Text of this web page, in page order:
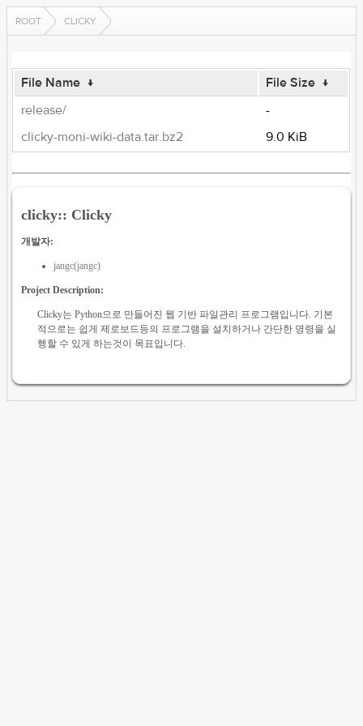
ROOT CLICKY
File Name ↓ File Size ↓
release/
-
clicky-moni-wiki-data.tar.bz2
9.0 KiB
clicky:: Clicky
개발자:
jangc(jangc)
Project Description:
Clicky는 Python으로 만들어진 웹 기반 파일관리 프로그램입니다. 기본
적으로는 쉽게 제로보드등의 프로그램을 설치하거나 간단한 명령을 실
행할 수 있게 하는것이 목표입니다.